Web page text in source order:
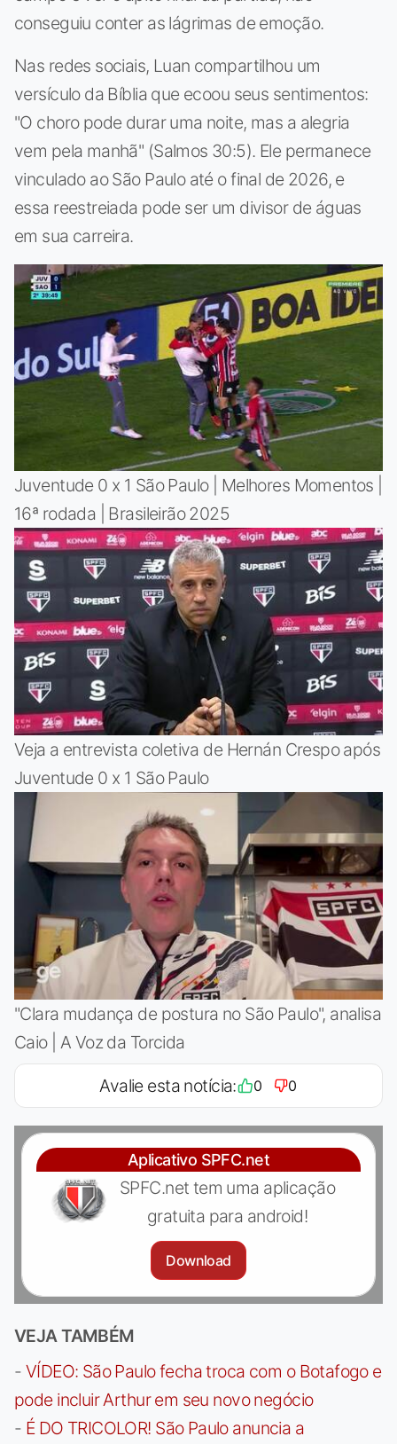
conseguiu conter as lágrimas de emoção.
Nas redes sociais, Luan compartilhou um
versículo da Bíblia que ecoou seus sentimentos:
"O choro pode durar uma noite, mas a alegria
vem pela manhã" (Salmos 30:5). Ele permanece
vinculado ao São Paulo até o final de 2026, e
essa reestreiada pode ser um divisor de águas
em sua carreira.
Juventude 0 x 1 São Paulo | Melhores Momentos |
16ª rodada | Brasileirão 2025
Veja a entrevista coletiva de Hernán Crespo após
Juventude 0 x 1 São Paulo
"Clara mudança de postura no São Paulo", analisa
Caio | A Voz da Torcida
Avalie esta notícia: 0 0
Aplicativo SPFC.net
SPFC.net tem uma aplicação
gratuita para android!
Download
VEJA TAMBÉM
- VÍDEO: São Paulo fecha troca com o Botafogo e
pode incluir Arthur em seu novo negócio
- É DO TRICOLOR! São Paulo anuncia a